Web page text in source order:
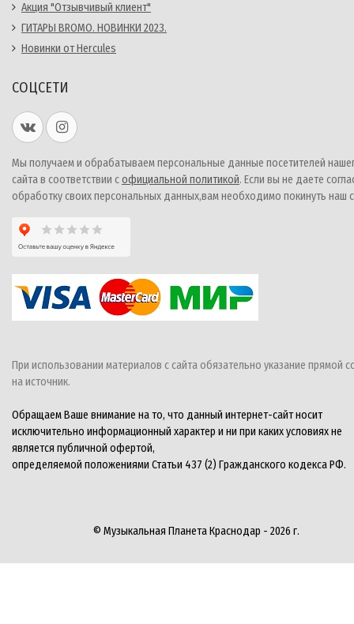
Акция "Отзывчивый клиент"
ГИТАРЫ BROMO. НОВИНКИ 2023.
Новинки от Hercules
СОЦСЕТИ
Мы получаем и обрабатываем персональные данные посетителей
сайта в соответствии софициальной политикой. Если вы не даете
обработку своих персональных данных,вам необходимо покинуть наш
При использовании материалов с сайта обязательно указание прямой
на источник.
Обращаем Ваше внимание на то, что данный интернет-сайт носит
исключительно информационный характер и ни при каких условиях не
является публичной офертой,
определяемой положениями Статьи 437 (2) Гражданского кодекса РФ.
© Музыкальная Планета Краснодар - 2026 г.